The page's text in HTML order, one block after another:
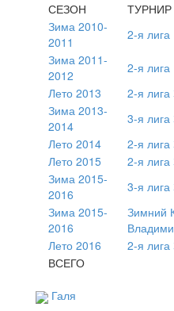
СЕЗОН
ТУРНИР
Зима 2010-
2011
2-я лига
Зима 2011-
2012
2-я лига
Лето 2013
2-я
Зима 2013-
2014
3-я
Лето 2014
2-я
Лето 2015
2-я
Зима 2015-
2016
3-я
Зима 2015-
2016
Зимний
Лето 2016
2-я
ВСЕГО
Галя